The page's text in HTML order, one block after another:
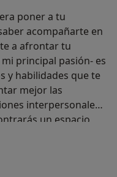
poner a tu
acompañarte en
a afrontar tu
principal pasión- es
y habilidades que te
mejor las
interpersonales
un espacio
pensar en voz
hablar más de la